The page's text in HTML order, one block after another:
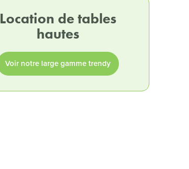
Location de tables
hautes
Voir notre large gamme trendy